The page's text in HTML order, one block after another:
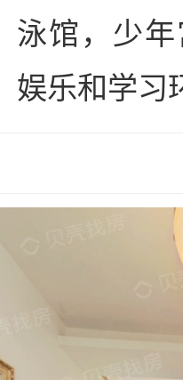
泳馆，少
娱乐和学习